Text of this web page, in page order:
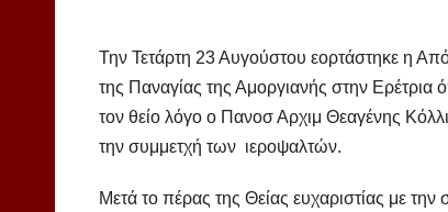
Την Τετάρτη 23 Αυγούστου εορτάστηκε η
της Παναγίας της Αμοργιανής στην Ερέτρια
τον θείο λόγο ο Πανοσ Αρχιμ Θεαγένης
την συμμετχή των ιεροψαλτών.
Μετά το πέρας της Θείας ευχαριστίας με